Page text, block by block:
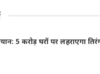
5 करोड़ घरों पर लहराएगा